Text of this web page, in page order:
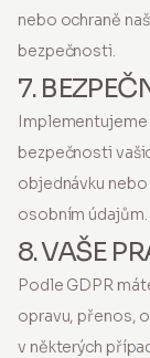
nebo ochraně
bezpečnosti.
7.
bezpečnosti
objednávku
osobním údajům.
8. VAŠE
Podle GDPR
opravu, přenos,
v některých